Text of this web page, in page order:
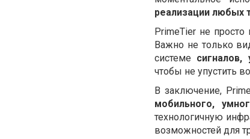
реализации любых
PrimeTier не
Важно не только
системе сигналов,
чтобы не упустить
В заключение,
мобильного,
технологичную
возможностей для